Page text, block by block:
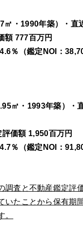
・1990年築）・直
額 777百万円
％（鑑定NOI：
㎡・1993年築）・
価額 1,950百万円
％（鑑定NOI：
調査と不動産鑑定評
たことから保有期